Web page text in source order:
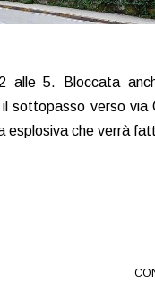
alle 5. Bloccata
sottopasso verso
esplosiva che verrà